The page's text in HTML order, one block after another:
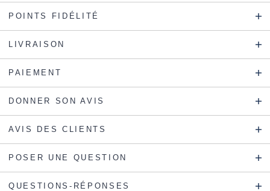
POINTS FIDÉLITÉ
LIVRAISON
PAIEMENT
DONNER SON AVIS
AVIS DES CLIENTS
POSER UNE QUESTION
QUESTIONS-RÉPONSES